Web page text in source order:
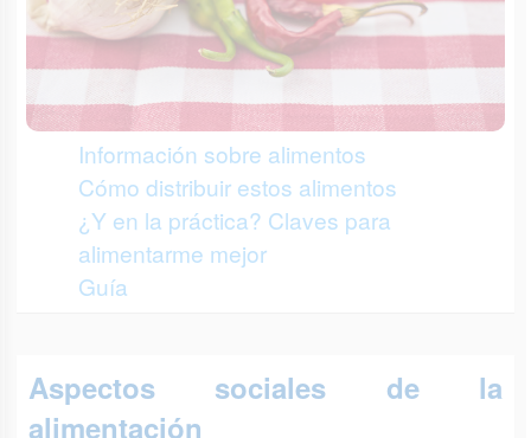
Información sobre alimentos
Cómo distribuir estos alimentos
¿Y en la práctica? Claves para
alimentarme mejor
Guía
Aspectos sociales de la
alimentación